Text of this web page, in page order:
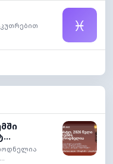
♓